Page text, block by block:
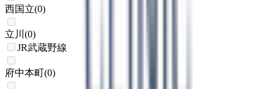
西国立(0)
立川 (0)
JR武蔵野線
府中本町(0)